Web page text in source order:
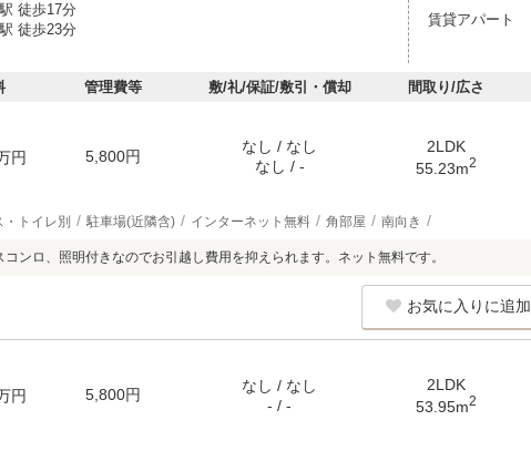
徒歩17分
徒歩23分
賃貸アパート
管理費等 敷/礼/保証/敷引・償却 間取り/広さ
円 5,800円
なし / なし
なし / -
2LDK
55.23m2
・トイレ別 駐車場(近隣含) インターネット無料 角部屋 南向き
ンロ、照明付きなのでお引越し費用を抑えられます。ネット無料です。
お気に入りに追加
円 5,800円
なし / なし
- / -
2LDK
53.95m2